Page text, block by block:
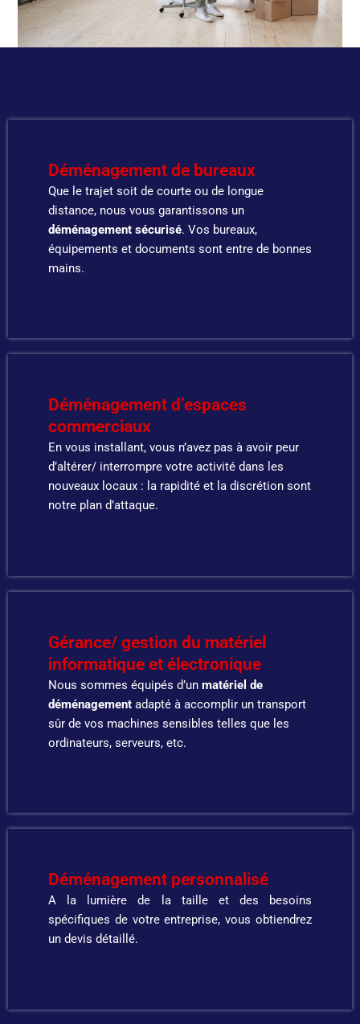
Déménagement de bureaux
Que le trajet soit de courte ou de longue
distance, nous vous garantissons un
déménagement sécurisé. Vos bureaux,
équipements et documents sont entre de bonnes
mains.
Déménagement d’espaces
commerciaux
En vous installant, vous n’avez pas à avoir peur
d’altérer/ interrompre votre activité dans les
nouveaux locaux : la rapidité et la discrétion sont
notre plan d’attaque.
Gérance/ gestion du matériel
informatique et électronique
Nous sommes équipés d’un matériel de
déménagement adapté à accomplir un transport
sûr de vos machines sensibles telles que les
ordinateurs, serveurs, etc.
Déménagement personnalisé
A la lumière de la taille et des besoins
spécifiques de votre entreprise, vous obtiendrez
un devis détaillé.